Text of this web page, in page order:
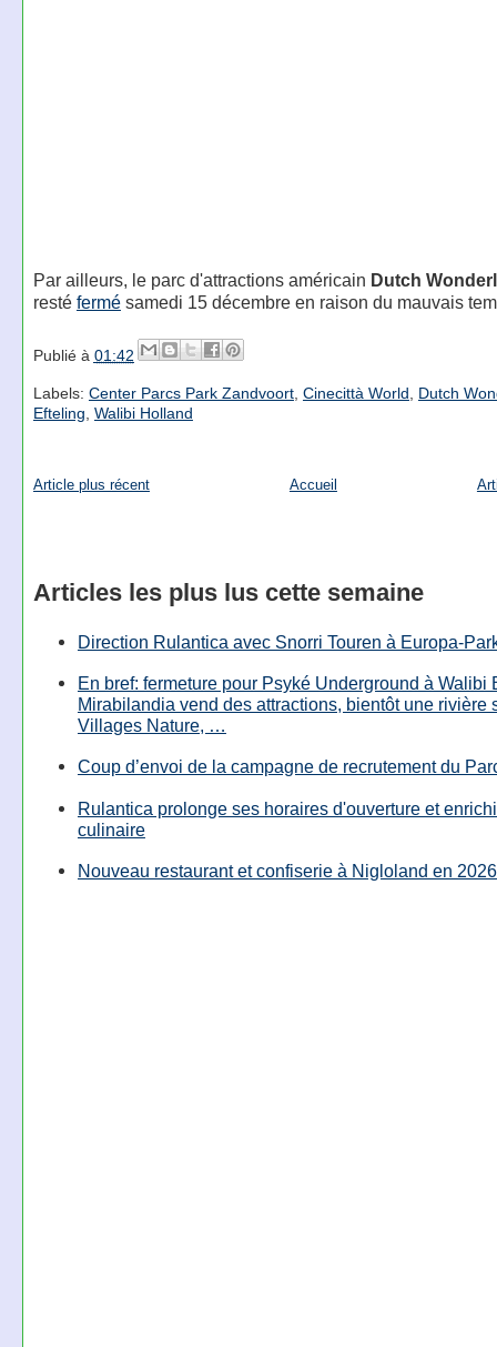
Par ailleurs, le parc d'attractions américain Dutch
resté fermésamedi 15 décembre en raison du mauvais
Publié à 01:42
Labels: Center Parcs Park Zandvoort, Cinecittà World, Dutch
Efteling, Walibi Holland
Article plus récent Accueil
Articles les plus lus cette semaine
Direction Rulantica avec Snorri Touren à Europa-
En bref: fermeture pour Psyké Underground à Walibi
Mirabilandia vend des attractions, bientôt une rivière
Villages Nature, …
Coup d’envoi de la campagne de recrutement du
Rulantica prolonge ses horaires d'ouverture et
culinaire
Nouveau restaurant et confiserie à Nigloland en 2026